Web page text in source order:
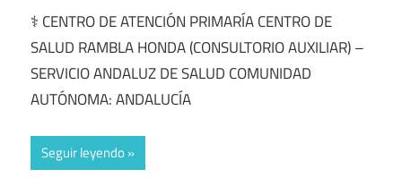
⚕️ CENTRO DE ATENCIÓN PRIMARÍA CENTRO DE
SALUD RAMBLA HONDA (CONSULTORIO AUXILIAR) –
SERVICIO ANDALUZ DE SALUD COMUNIDAD
AUTÓNOMA: ANDALUCÍA
Seguir leyendo